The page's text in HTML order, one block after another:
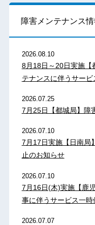
障害メンテナンス情
2026.08.10
8月18日～20日実施【
テナンスに伴うサー
2026.07.25
7月25日【都城局】障
2026.07.10
7月17日実施【日南局
止のお知らせ
2026.07.10
7月16日(木)実施【鹿
事に伴うサービス一
2026.07.07